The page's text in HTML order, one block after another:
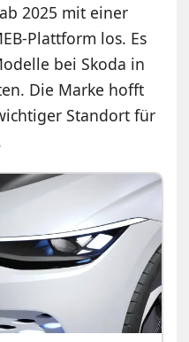
2025 mit einer
Plattform los. Es
bei Skoda in
Die Marke hofft
Standort für